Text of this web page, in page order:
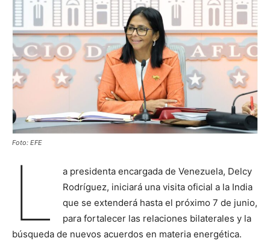
Foto: EFE
L
a presidenta encargada de Venezuela, Delcy
Rodríguez, iniciará una visita oficial a la India
que se extenderá hasta el próximo 7 de junio,
para fortalecer las relaciones bilaterales y la
búsqueda de nuevos acuerdos en materia energética.